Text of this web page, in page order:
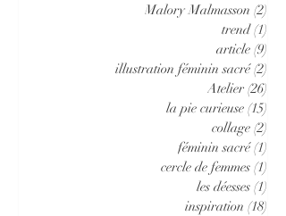
Malory Malmasson (2)
trend (1)
article (9)
illustration féminin sacré (2)
Atelier (26)
la pie curieuse (15)
collage (2)
féminin sacré (1)
cercle de femmes (1)
les déesses (1)
inspiration (18)